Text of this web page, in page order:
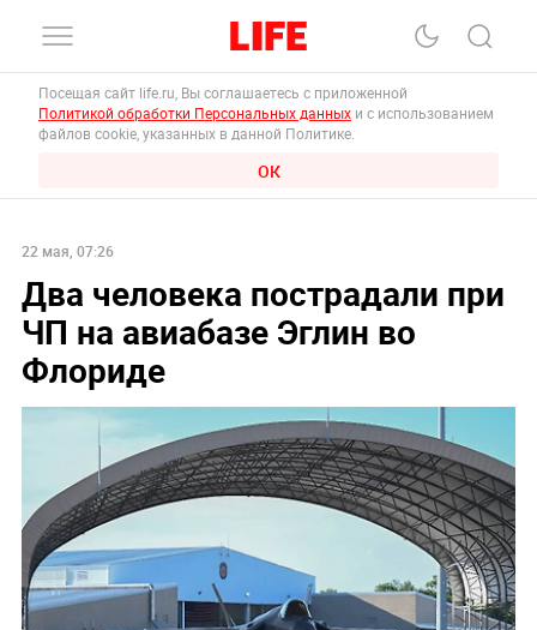
Посещая сайт life.ru, Вы соглашаетесь с приложенной
Политикой обработки Персональных данных и с использованием
файлов cookie, указанных в данной Политике.
ОК
22 мая, 07:26
Два человека пострадали при
ЧП на авиабазе Эглин во
Флориде